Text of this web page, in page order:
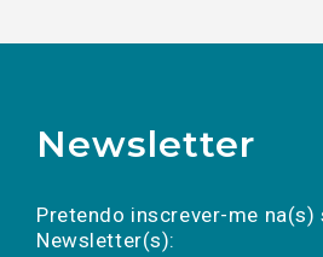
Newsletter
Pretendo inscrever-me na(s)
Newsletter(s):
a(s) newsletter(s).
mail